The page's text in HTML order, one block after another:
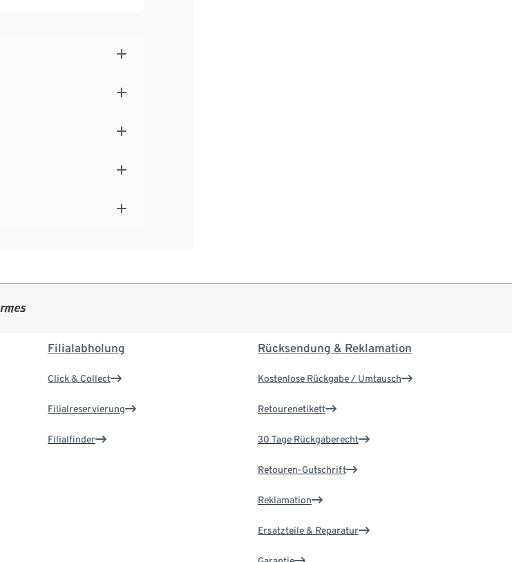
Filialabholung
Click & Collect
Filialreservierung
Filialfinder
Rücksendung & Reklamation
Kostenlose Rückgabe / Umtausch
Retourenetikett
30 Tage Rückgaberecht
Retouren-Gutschrift
Reklamation
Ersatzteile & Reparatur